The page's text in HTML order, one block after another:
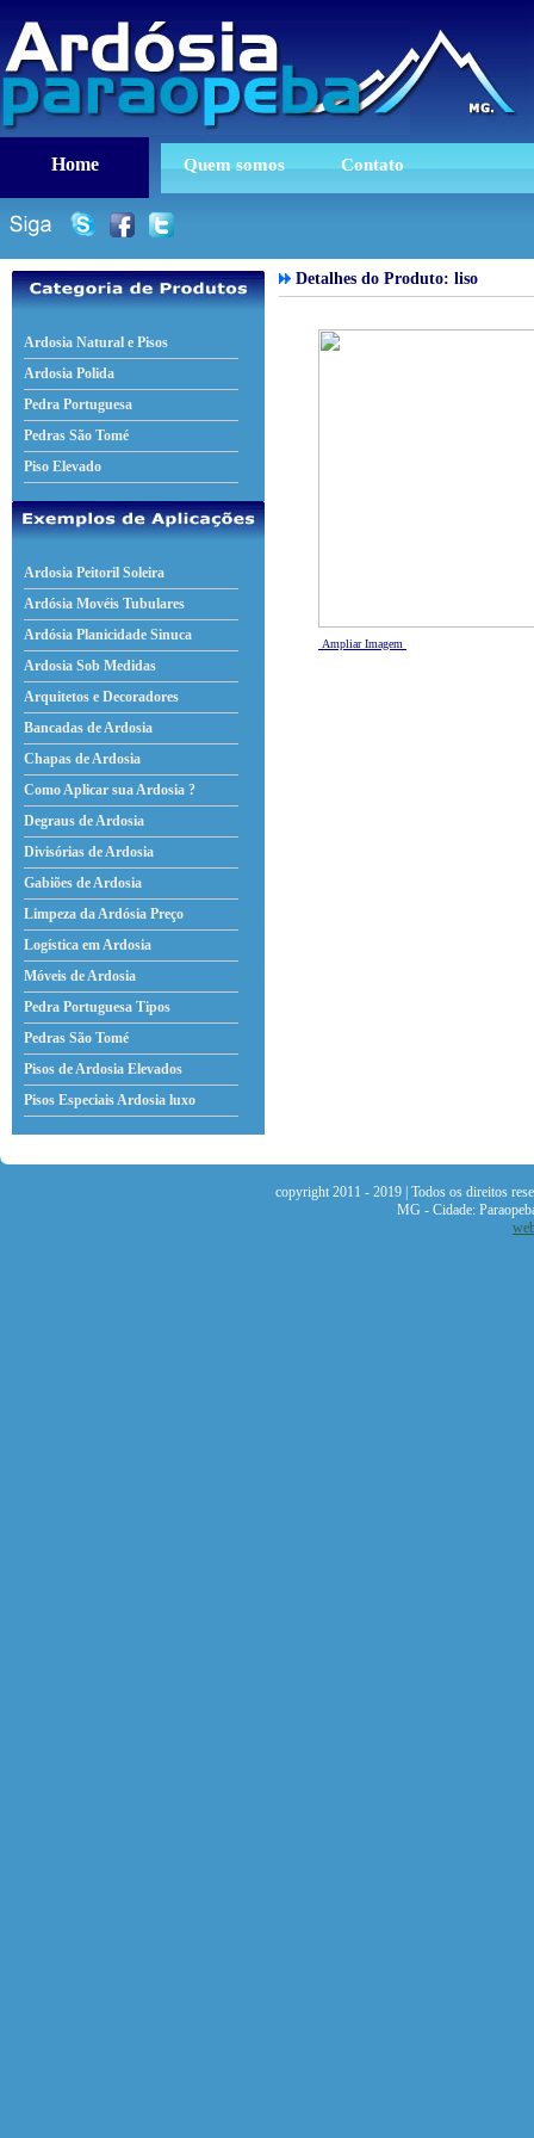
Home Quem somos Contato
Ardosia Natural e Pisos
Ardosia Polida
Pedra Portuguesa
Pedras São Tomé
Piso Elevado
Ardosia Peitoril Soleira
Ardósia Movéis Tubulares
Ardósia Planicidade Sinuca
Ardosia Sob Medidas
Arquitetos e Decoradores
Bancadas de Ardosia
Chapas de Ardosia
Como Aplicar sua Ardosia ?
Degraus de Ardosia
Divisórias de Ardosia
Gabiões de Ardosia
Limpeza da Ardósia Preço
Logística em Ardosia
Móveis de Ardosia
Pedra Portuguesa Tipos
Pedras São Tomé
Pisos de Ardosia Elevados
Pisos Especiais Ardosia luxo
Detalhes do Produto: liso
Ampliar Imagem
copyright 2011 - 2019 | Todos os direitos
MG - Cidade: